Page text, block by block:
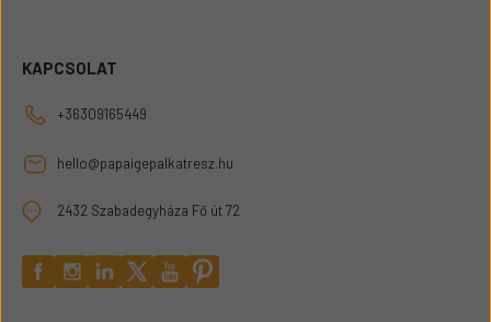
KAPCSOLAT
+36309165449
hello@papaigepalkatresz.hu
2432 Szabadegyháza Fő út 72